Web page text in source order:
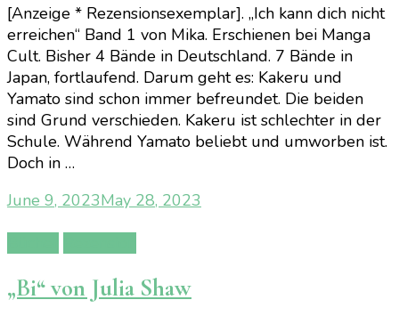
[Anzeige * Rezensionsexemplar]. „Ich kann dich nicht
erreichen“ Band 1 von Mika. Erschienen bei Manga
Cult. Bisher 4 Bände in Deutschland. 7 Bände in
Japan, fortlaufend. Darum geht es: Kakeru und
Yamato sind schon immer befreundet. Die beiden
sind Grund verschieden. Kakeru ist schlechter in der
Schule. Während Yamato beliebt und umworben ist.
Doch in …
June 9, 2023May 28, 2023
„Bi“ von Julia Shaw